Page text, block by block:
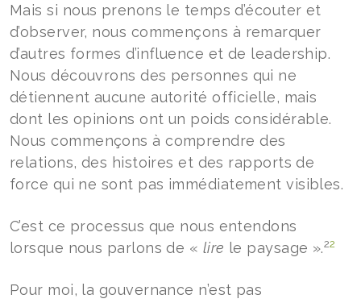
Mais si nous prenons le temps d’écouter et
d’observer, nous commençons à remarquer
d’autres formes d’influence et de leadership.
Nous découvrons des personnes qui ne
détiennent aucune autorité officielle, mais
dont les opinions ont un poids considérable.
Nous commençons à comprendre des
relations, des histoires et des rapports de
force qui ne sont pas immédiatement visibles.
C’est ce processus que nous entendons
lorsque nous parlons de « lire le paysage ».22
Pour moi, la gouvernance n’est pas